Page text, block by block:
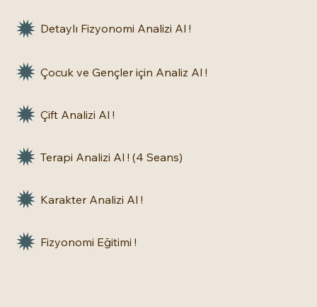
Detaylı Fizyonomi Analizi Al !
Karakter Analizi Al !
Çocuk ve Gençler için Analiz Al !
Terapi Analizi Al ! (4 Seans)
Çift Analizi Al !
Fizyonomi Eğitimi !